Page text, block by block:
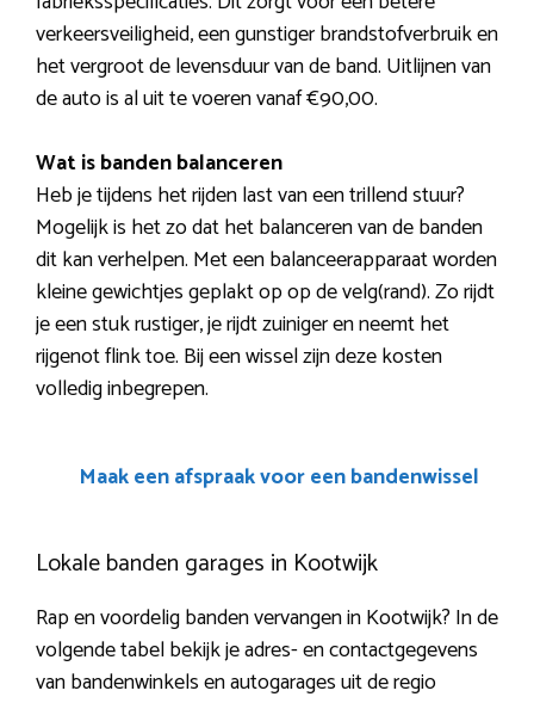
verkeersveiligheid, een gunstiger brandstofverbruik en
het vergroot de levensduur van de band. Uitlijnen van
de auto is al uit te voeren vanaf €90,00.
Wat is banden balanceren
Heb je tijdens het rijden last van een trillend stuur?
Mogelijk is het zo dat het balanceren van de banden
dit kan verhelpen. Met een balanceerapparaat worden
kleine gewichtjes geplakt op op de velg(rand). Zo rijdt
je een stuk rustiger, je rijdt zuiniger en neemt het
rijgenot flink toe. Bij een wissel zijn deze kosten
volledig inbegrepen.
Maak een afspraak voor een bandenwissel
Lokale banden garages in Kootwijk
Rap en voordelig banden vervangen in Kootwijk? In de
volgende tabel bekijk je adres- en contactgegevens
van bandenwinkels en autogarages uit de regio